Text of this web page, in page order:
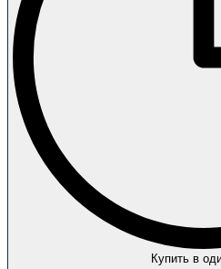
Купить в